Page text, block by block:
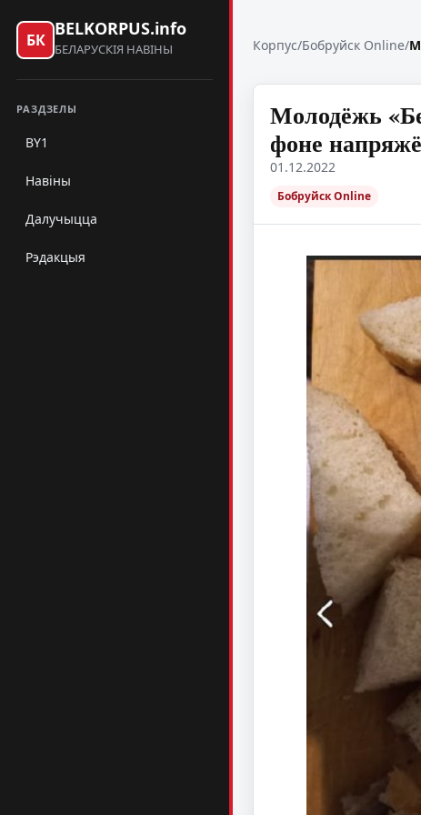
БК
BELKORPUS.info
БЕЛАРУСКІЯ НАВІНЫ
РАЗДЗЕЛЫ
BY1
Навіны
Далучыцца
Рэдакцыя
Корпус/Бобруйск Online/
Молодёжь
фоне
01.12.2022
Бобруйск Online